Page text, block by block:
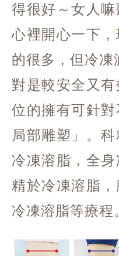
得很好～女人
心裡開心一下
的很多，但冷
對是較安全又
位的擁有可針
局部雕塑」。
冷凍溶脂，全
精於冷凍溶脂
冷凍溶脂等療程